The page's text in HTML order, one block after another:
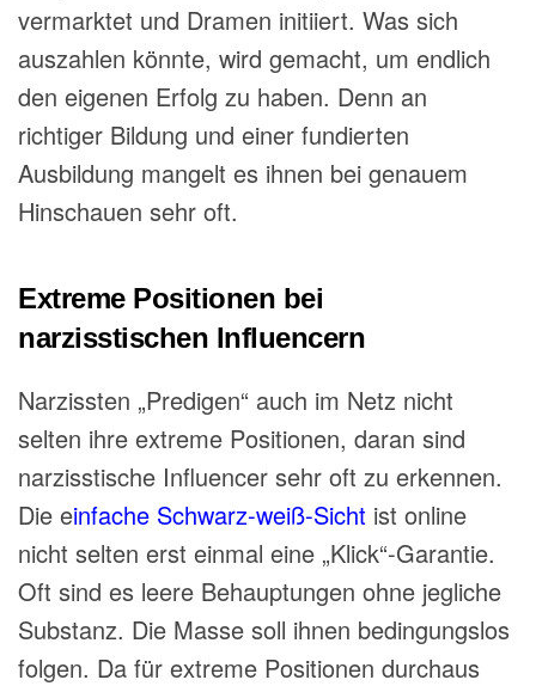
vermarktet und Dramen initiiert. Was sich
auszahlen könnte, wird gemacht, um endlich
den eigenen Erfolg zu haben. Denn an
richtiger Bildung und einer fundierten
Ausbildung mangelt es ihnen bei genauem
Hinschauen sehr oft.
Extreme Positionen bei
narzisstischen Influencern
Narzissten „Predigen“ auch im Netz nicht
selten ihre extreme Positionen, daran sind
narzisstische Influencer sehr oft zu erkennen.
Die einfache Schwarz-weiß-Sicht ist online
nicht selten erst einmal eine „Klick“-Garantie.
Oft sind es leere Behauptungen ohne jegliche
Substanz. Die Masse soll ihnen bedingungslos
folgen. Da für extreme Positionen durchaus